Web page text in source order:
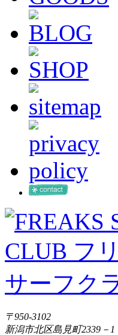
〒950-3102
新潟市北区島見町2339－1